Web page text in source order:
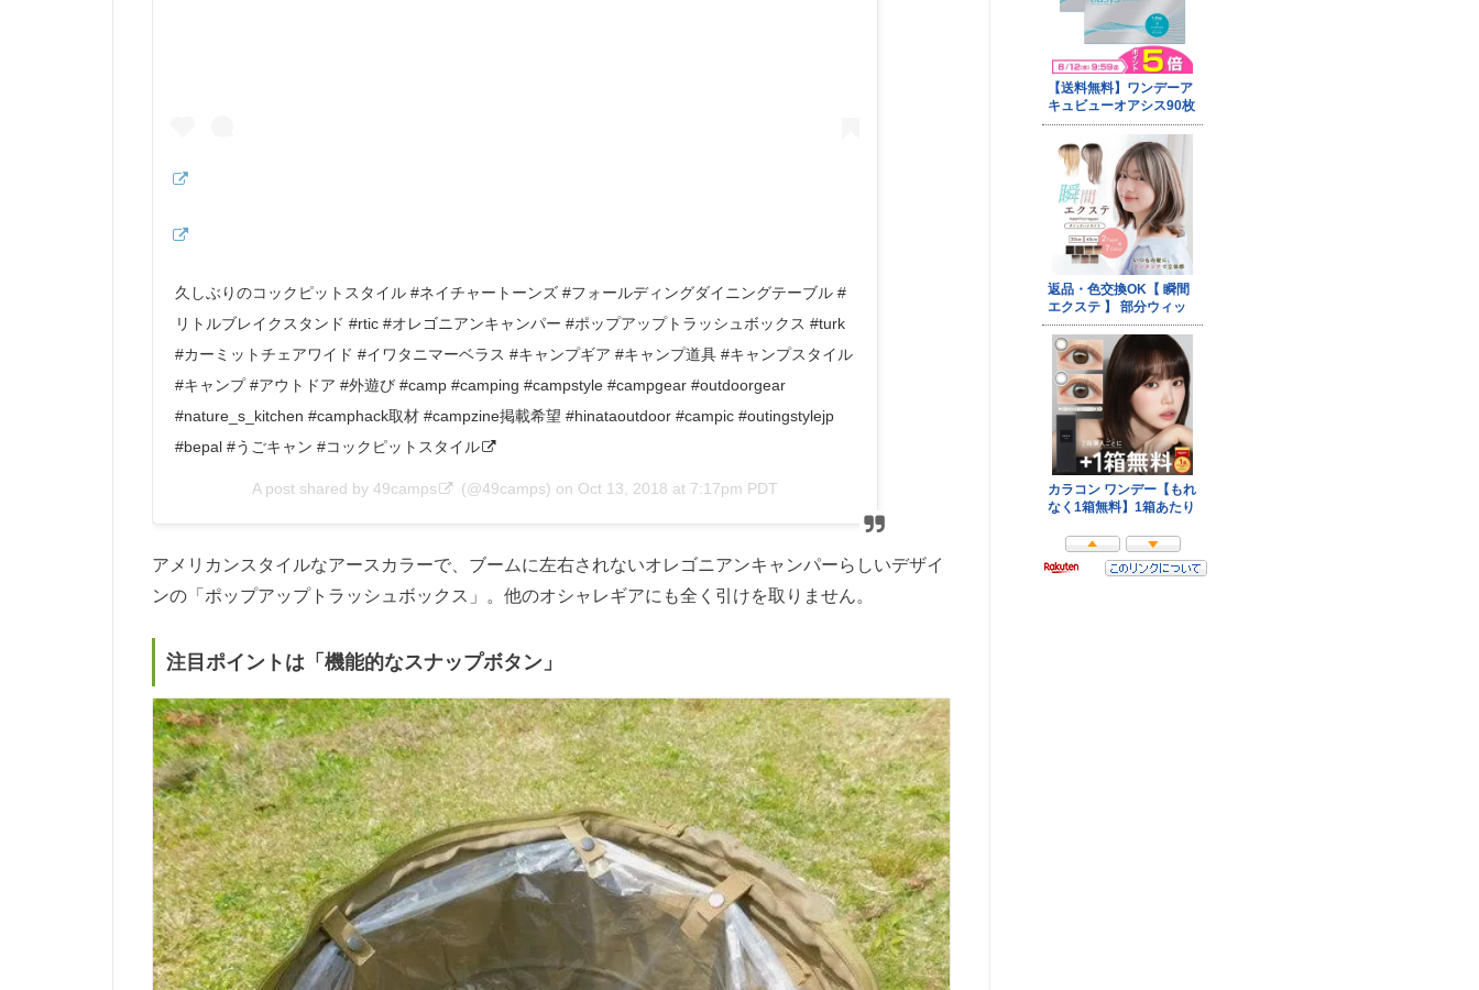
久しぶりのコックピットスタイル #ネイチャートーンズ #フォールディングダイニングテーブル #
リトルブレイクスタンド #rtic #オレゴニアンキャンパー #ポップアップトラッシュボックス #turk
#カーミットチェアワイド #イワタニマーベラス #キャンプギア #キャンプ道具 #キャンプスタイル
#キャンプ #アウトドア #外遊び #camp #camping #campstyle #campgear #outdoorgear
#nature_s_kitchen #camphack取材 #campzine掲載希望 #hinataoutdoor #campic #outingstylejp
#bepal #うごキャン #コックピットスタイル
A post shared by49camps (@49camps) on Oct 13, 2018 at 7:17pm PDT
アメリカンスタイルなアースカラーで、ブームに左右されないオレゴニアンキャンパーらしいデザイ
ンの「ポップアップトラッシュボックス」。他のオシャレギアにも全く引けを取りません。
注目ポイントは「機能的なスナップボタン」